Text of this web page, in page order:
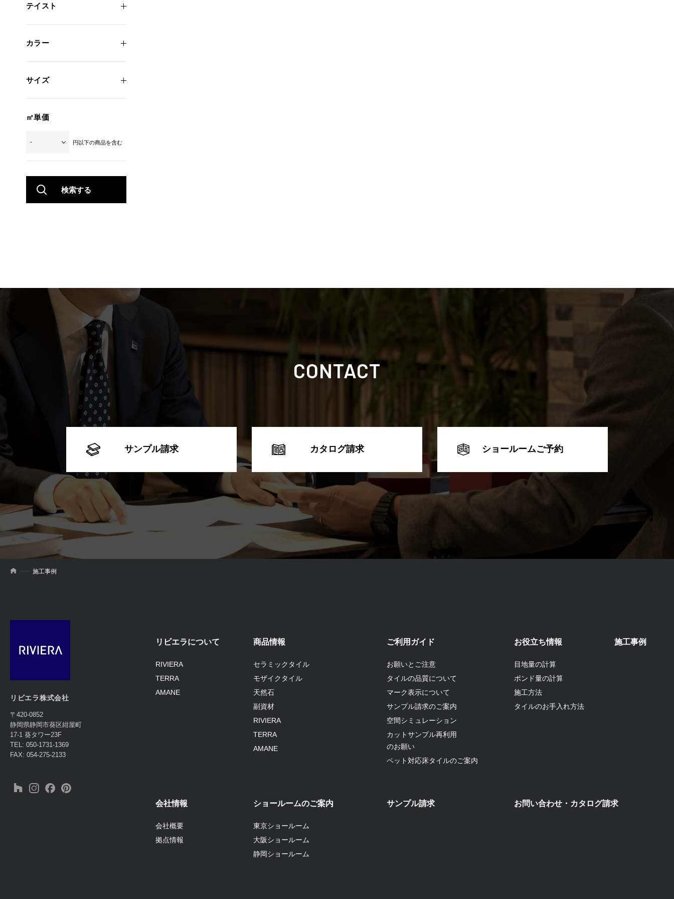
テイスト
カラー
サイズ
㎡単価
円以下の商品を含む
CONTACT
サンプル請求 カタログ請求 ショールームご予約
施工事例
リビエラ株式会社
〒420-0852
静岡県静岡市葵区紺屋町
17-1 葵タワー23F
TEL: 050-1731-1369
FAX: 054-275-2133
リビエラについて
RIVIERA
TERRA
AMANE
商品情報
セラミックタイル
モザイクタイル
天然石
副資材
RIVIERA
TERRA
AMANE
ご利用ガイド
お願いとご注意
タイルの品質について
マーク表示について
サンプル請求のご案内
空間シミュレーション
カットサンプル再利用
のお願い
ペット対応床タイルのご案内
お役立ち情報
目地量の計算
ポンド量の計算
施工方法
タイルのお手入れ方法
施工事例
会社情報
会社概要
拠点情報
ショールームのご案内
東京ショールーム
大阪ショールーム
静岡ショールーム
サンプル請求 お問い合わせ・カタログ請求